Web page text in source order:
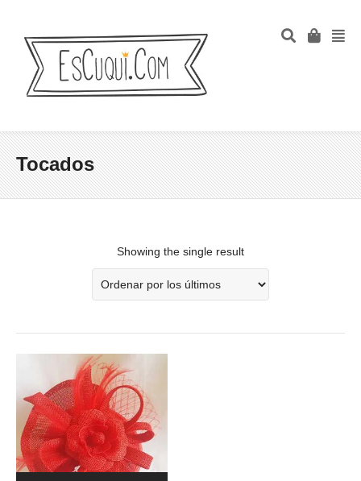
Tocados
Showing the single result